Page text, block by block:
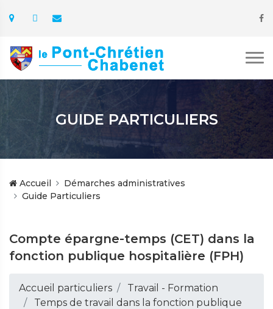
GUIDE PARTICULIERS
Accueil
Démarches administratives
Guide Particuliers
Compte épargne-temps (CET) dans la
fonction publique hospitalière (FPH)
Accueil particuliers
Travail - Formation
Temps de travail dans la fonction publique